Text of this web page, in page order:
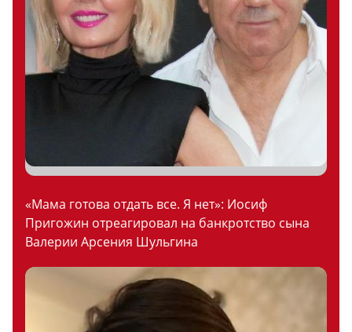
«Мама готова отдать все. Я нет»: Иосиф
Пригожин отреагировал на банкротство сына
Валерии Арсения Шульгина